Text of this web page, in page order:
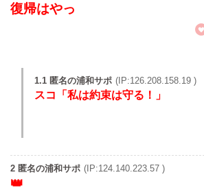
復帰はやっ
1.1 匿名の浦和サポ (IP:126.208.158.19 )
スコ「私は約束は守る！」
2 匿名の浦和サポ (IP:124.140.223.57 )